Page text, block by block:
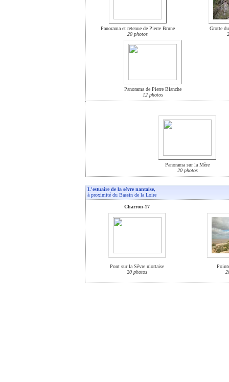
Panorama et retenue de Pierre Brune
20 photos
Grotte
Panorama de Pierre Blanche
12 photos
Panorama sur la Mère
20 photos
L'estuaire de la sèvre nantaise,
à proximité du Bassin de la Loire
Charron-17
Pont sur la Sèvre niortaise
20 photos